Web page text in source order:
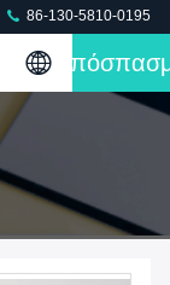
86-130-5810-0195